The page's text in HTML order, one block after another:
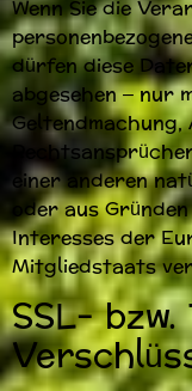
Wenn Sie die
dürfen diese
abgesehen – nur
einer anderen
oder aus
Interesses der
Mitgliedstaats
SSL- bzw.